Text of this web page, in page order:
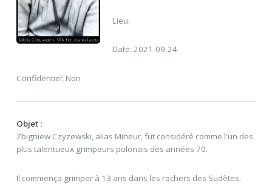
Lieu:
Date: 2021-09-24
Confidentiel: Non
Objet :
Zbigniew Czyzewski, alias Mineur, fut considéré comme l'un des
plus talentueux grimpeurs polonais des années 70.
Il commença grimper à 13 ans dans les rochers des Sudètes.